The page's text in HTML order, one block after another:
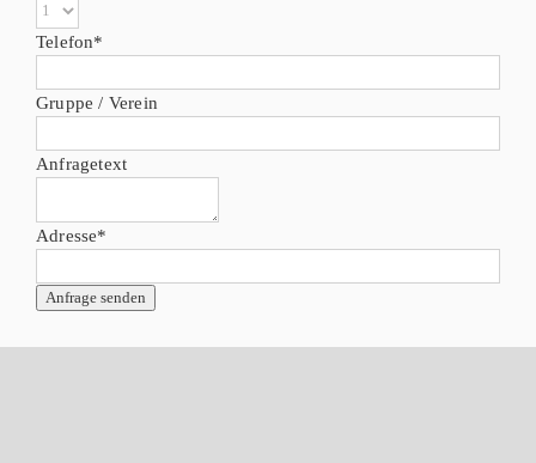
Telefon*
Gruppe / Verein
Anfragetext
Adresse*